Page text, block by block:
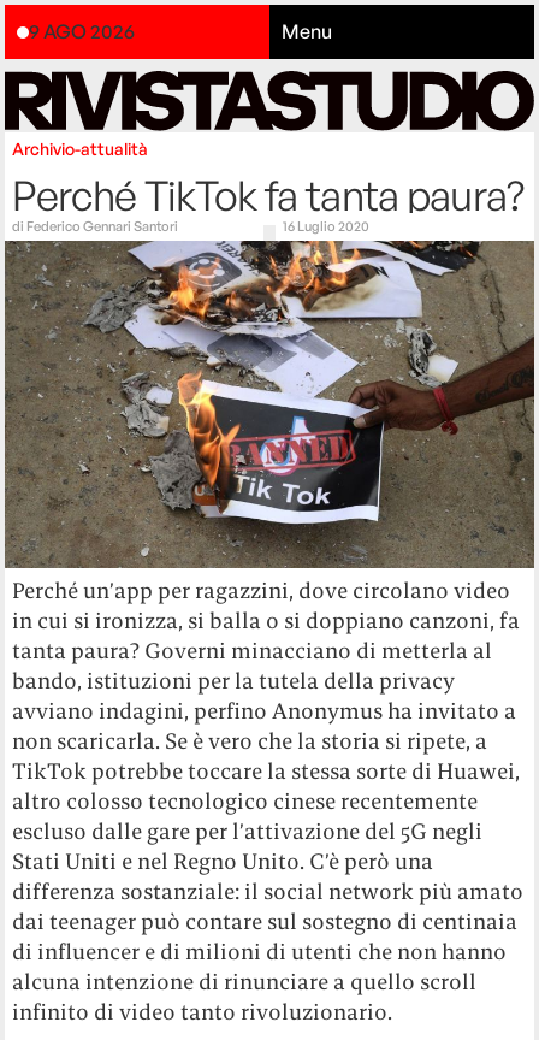
9 AGO 2026 Menu
Archivio-attualità
Perché TikTok fa tanta paura?
di Federico Gennari Santori 16 Luglio 2020
Perché un’app per ragazzini, dove circolano video
in cui si ironizza, si balla o si doppiano canzoni, fa
tanta paura? Governi minacciano di metterla al
bando, istituzioni per la tutela della privacy
avviano indagini, perfino Anonymus ha invitato a
non scaricarla. Se è vero che la storia si ripete, a
TikTok potrebbe toccare la stessa sorte di Huawei,
altro colosso tecnologico cinese recentemente
escluso dalle gare per l’attivazione del 5G negli
Stati Uniti e nel Regno Unito. C’è però una
differenza sostanziale: il social network più amato
dai teenager può contare sul sostegno di centinaia
di influencer e di milioni di utenti che non hanno
alcuna intenzione di rinunciare a quello scroll
infinito di video tanto rivoluzionario.